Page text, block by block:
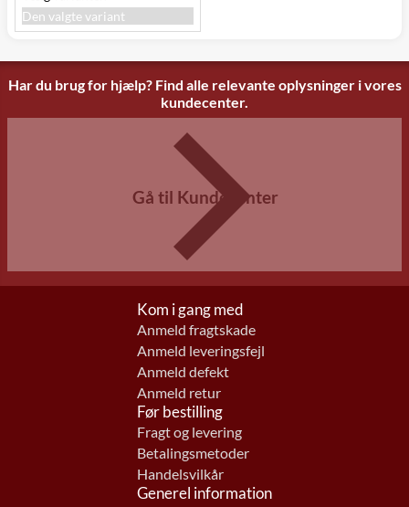
Den valgte variant
Har du brug for hjælp? Find alle relevante oplysninger i vores
kundecenter.
Gå til Kundecenter
Kom i gang med
Anmeld fragtskade
Anmeld leveringsfejl
Anmeld defekt
Anmeld retur
Før bestilling
Fragt og levering
Betalingsmetoder
Handelsvilkår
Generel information